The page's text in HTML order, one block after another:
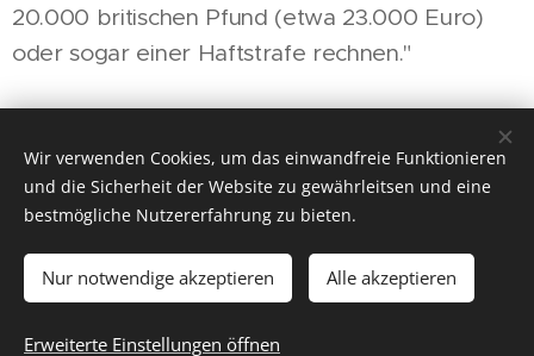
20.000 britischen Pfund (etwa 23.000 Euro)
oder sogar einer Haftstrafe rechnen."
Tierarztpraxis Dr. Renate Lorenz
, alle Rechte
Unterstützt vonWebnode
Wir verwenden Cookies, um das einwandfreie Funktionieren
und die Sicherheit der Website zu gewährleitsen und eine
bestmögliche Nutzererfahrung zu bieten.
Nur notwendige akzeptieren Alle akzeptieren
Erweiterte Einstellungen öffnen